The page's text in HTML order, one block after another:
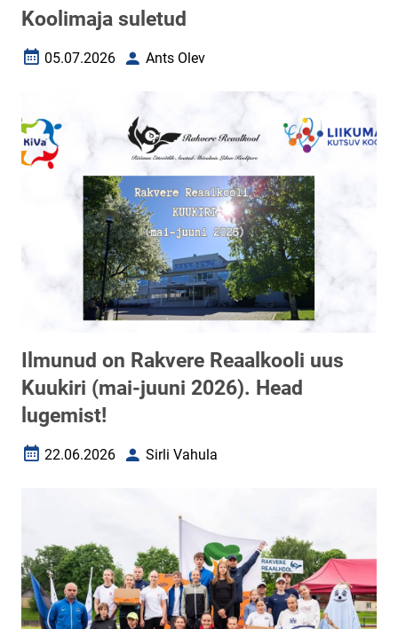
Koolimaja suletud
Loomise kuupäev
05.07.2026 AutorAnts Olev
Ilmunud on Rakvere Reaalkooli uus
Kuukiri (mai-juuni 2026). Head
lugemist!
Loomise kuupäev
22.06.2026 AutorSirli Vahula